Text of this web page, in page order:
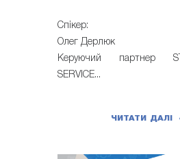
Спікер:
Олег Дерлюк
Керуючий партнер
SERVICE...
ЧИТАТИ ДАЛІ